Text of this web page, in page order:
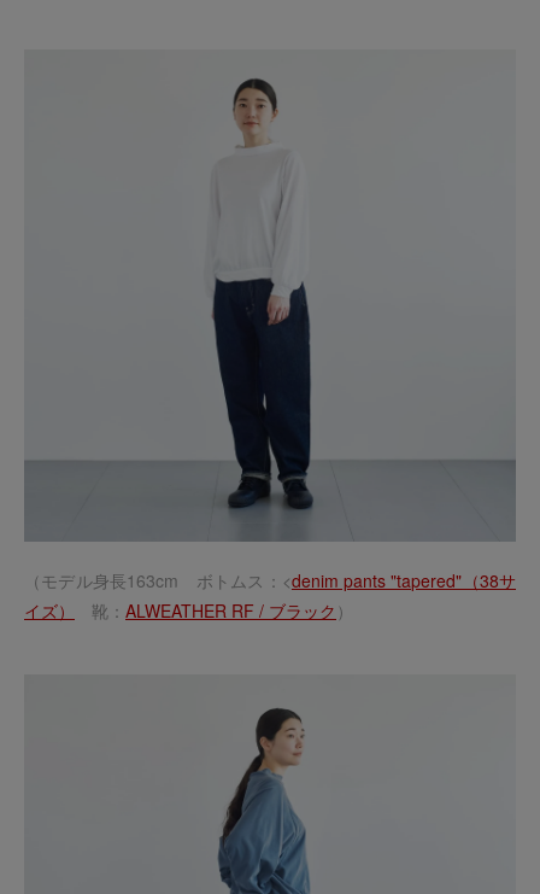
（モデル身長163cm ボトムス：<denim pants "tapered"（38サ
イズ）
靴： ALWEATHER RF / ブラック ）